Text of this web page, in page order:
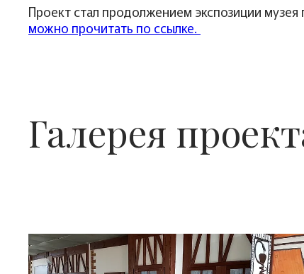
Проект стал продолжением экспозиции
можно прочитать по ссылке.
Галерея